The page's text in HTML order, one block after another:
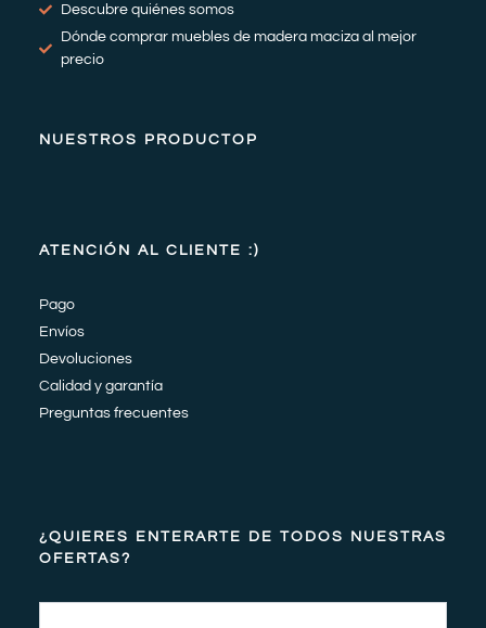
Descubre quiénes somos
Dónde comprar muebles de madera maciza al mejor
precio
NUESTROS PRODUCTOP
ATENCIÓN AL CLIENTE :)
Pago
Envíos
Devoluciones
Calidad y garantía
Preguntas frecuentes
¿QUIERES ENTERARTE DE TODOS NUESTRAS
OFERTAS?